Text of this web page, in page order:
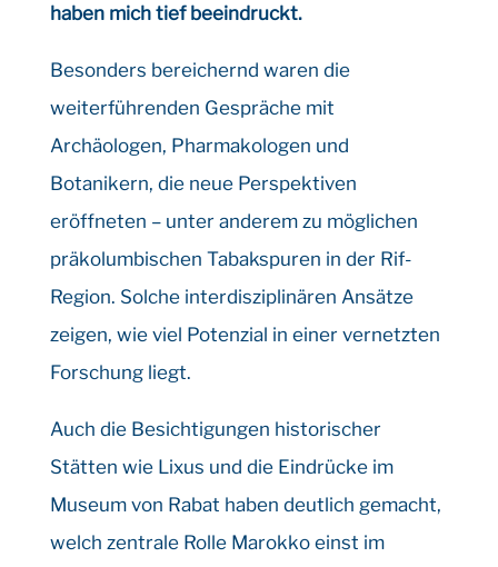
haben mich tief beeindruckt.
Besonders bereichernd waren die
weiterführenden Gespräche mit
Archäologen, Pharmakologen und
Botanikern, die neue Perspektiven
eröffneten – unter anderem zu möglichen
präkolumbischen Tabakspuren in der Rif-
Region. Solche interdisziplinären Ansätze
zeigen, wie viel Potenzial in einer vernetzten
Forschung liegt.
Auch die Besichtigungen historischer
Stätten wie Lixus und die Eindrücke im
Museum von Rabat haben deutlich gemacht,
welch zentrale Rolle Marokko einst im